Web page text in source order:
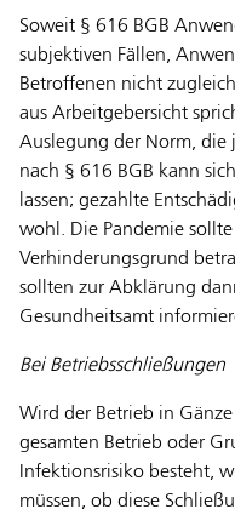
Soweit § 616 BGB
subjektiven Fällen,
Betroffenen nicht
aus Arbeitgebersicht
Auslegung der Norm, die
nach § 616 BGB kann
lassen; gezahlte
wohl. Die Pandemie
Verhinderungsgrund
sollten zur Abklärung
Gesundheitsamt
Bei Betriebsschließungen
Wird der Betrieb in
gesamten Betrieb oder
Infektionsrisiko besteht,
müssen, ob diese